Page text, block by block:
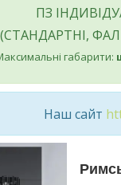
ПЗ
(СТАНДАРТНІ,
габарити:
Наш сайт